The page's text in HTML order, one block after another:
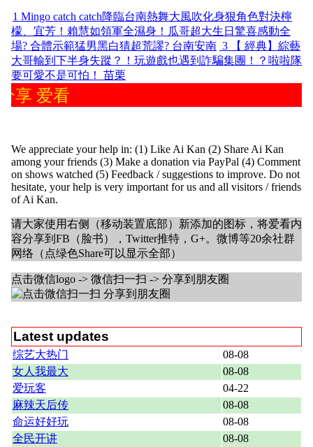
1 Mingo catch catch降臨台南熱舞大風吹化身狠角色對決檸
檬、宜芳！賴慧如領軍全濕身！瓜哥超大生日驚喜感動全
場? 合體示範猛男黑白猜超荒謬? 台南安南 3
【 經典】綜藝
大哥輸到下半身失蹤？！玩遊戲也遇到詐騙集團！？啦啦隊
要可愛不是可怕！ 苗栗
分享 爱看
We appreciate your help in: (1) Like Ai Kan (2) Share Ai Kan
among your friends (3) Make a donation via PayPal (4) Comment
on shows watched (5) Feedback / suggestions to improve. Do not
hesitate, your help is very important for us and all visitors / friends
of Ai Kan.
请大家使用右侧（移动装置底部）新添加的图标，将爱看内
容分享到FB（脸书），Twitter推特，G+。微博等20余社群
网络（点绿色Share可以显示全部）
点击微信logo -> 微信扫一扫 -> 分享到朋友圈
Latest updates
综艺大热门
08-08
女人我最大
08-08
爱玩客
04-22
麻辣天后传
08-08
命运好好玩
08-08
全民开讲
08-08